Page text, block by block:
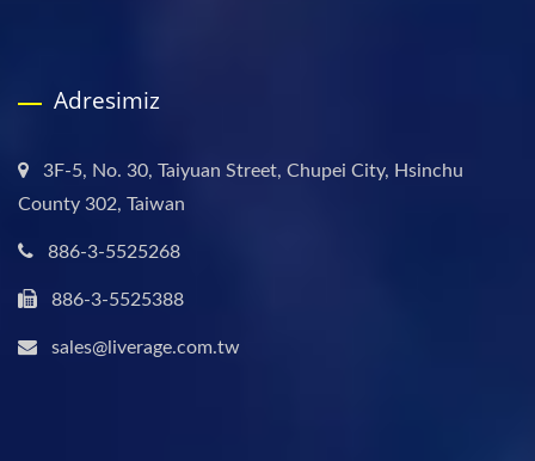
Adresimiz
3F-5, No. 30, Taiyuan Street, Chupei City, Hsinchu
County 302, Taiwan
886-3-5525268
886-3-5525388
sales@liverage.com.tw